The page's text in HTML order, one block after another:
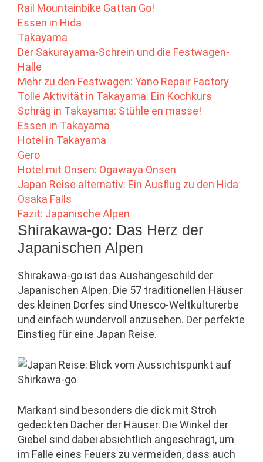
Rail Mountainbike Gattan Go!
Essen in Hida
Takayama
Der Sakurayama-Schrein und die Festwagen-
Halle
Mehr zu den Festwagen: Yano Repair Factory
Tolle Aktivität in Takayama: Ein Kochkurs
Schräg in Takayama: Stühle en masse!
Essen in Takayama
Hotel in Takayama
Gero
Hotel mit Onsen: Ogawaya Onsen
Japan Reise alternativ: Ein Ausflug zu den Hida
Osaka Falls
Fazit: Japanische Alpen
Shirakawa-go: Das Herz der
Japanischen Alpen
Shirakawa-go ist das Aushängeschild der
Japanischen Alpen. Die 57 traditionellen Häuser
des kleinen Dorfes sind Unesco-Weltkulturerbe
und einfach wundervoll anzusehen. Der perfekte
Einstieg für eine Japan Reise.
Markant sind besonders die dick mit Stroh
gedeckten Dächer der Häuser. Die Winkel der
Giebel sind dabei absichtlich angeschrägt, um
im Falle eines Feuers zu vermeiden, dass auch